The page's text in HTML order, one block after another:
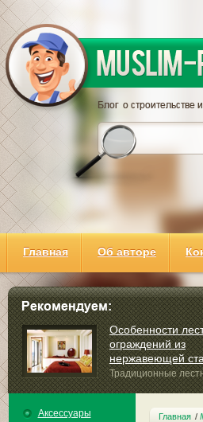
Главная Об авторе
Особенности
ограждений из
нержавеющей
Традиционные
несмотря на возрастающую
Аксессуары
Главная